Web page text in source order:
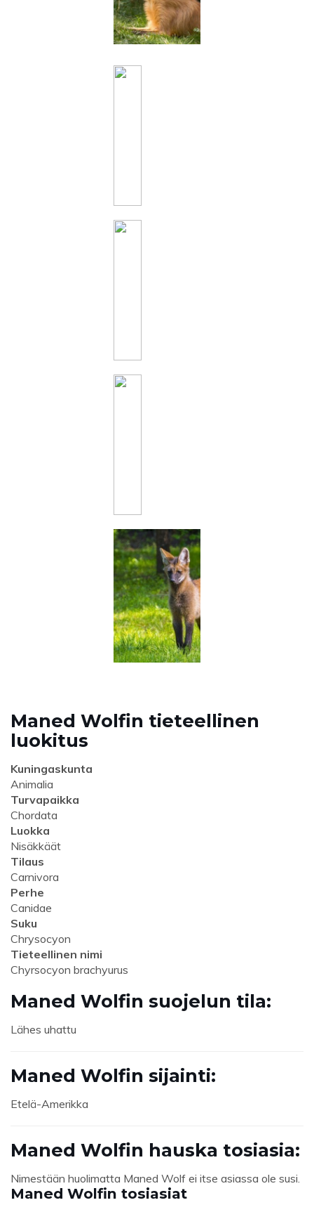
Maned Wolfin tieteellinen
luokitus
Kuningaskunta
Animalia
Turvapaikka
Chordata
Luokka
Nisäkkäät
Tilaus
Carnivora
Perhe
Canidae
Suku
Chrysocyon
Tieteellinen nimi
Chyrsocyon brachyurus
Maned Wolfin suojelun tila:
Lähes uhattu
Maned Wolfin sijainti:
Etelä-Amerikka
Maned Wolfin hauska tosiasia:
Nimestään huolimatta Maned Wolf ei itse asiassa ole susi.
Maned Wolfin tosiasiat